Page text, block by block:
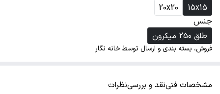
15x15
20x20
جنس
طلق 250 میکرون
فروش، بسته بندی و ارسال توسط خانه نگار
مشخصات فنینقد و بررسینظرات